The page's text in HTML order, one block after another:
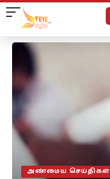
அண்மைய செய்திகள்